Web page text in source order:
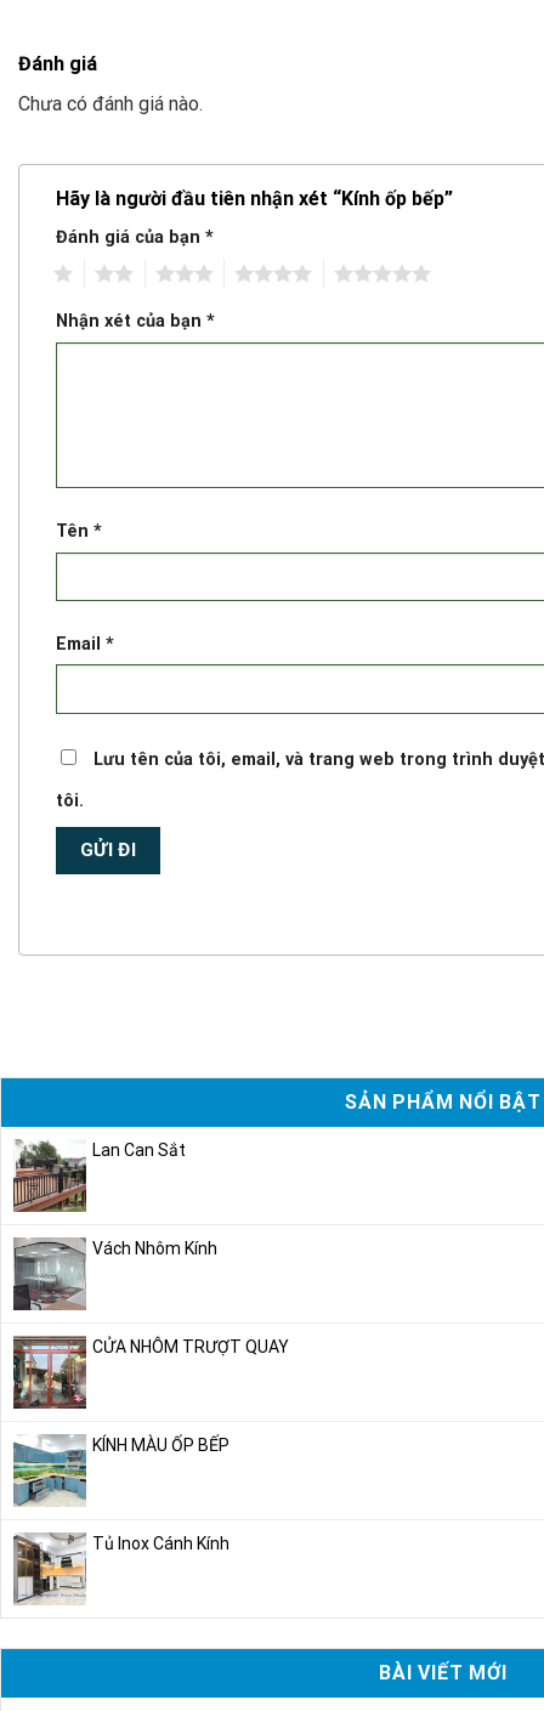
SẢN PHẨM NỔI BẬT
Lan Can Sắt
Vách Nhôm Kính
CỬA NHÔM TRƯỢT QUAY
KÍNH MÀU ỐP BẾP
Tủ Inox Cánh Kính
BÀI VIẾT MỚI
Đánh giá
Chưa có đánh giá nào.
Hãy là người đầu tiên nhận xét “Kính ốp bếp”
Đánh giá của bạn *
Nhận xét của bạn *
Tên *
Email *
Lưu tên của tôi, email, và trang web trong trình
tôi.